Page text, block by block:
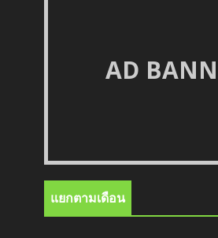
AD
แยกตามเดือน